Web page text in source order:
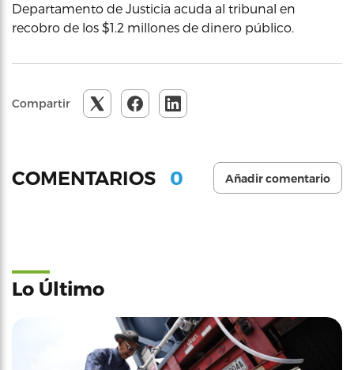
Departamento de Justicia acuda al tribunal en
recobro de los $1.2 millones de dinero público.
Compartir
COMENTARIOS 0 Añadir comentario
Lo Último